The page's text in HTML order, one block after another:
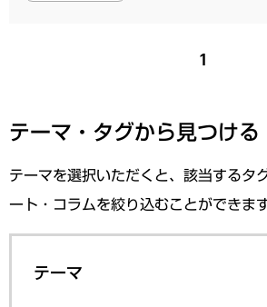
1
テーマ・タグから見つける
テーマを選択いただくと、該当するタ
ート・コラムを絞り込むことができます
テーマ